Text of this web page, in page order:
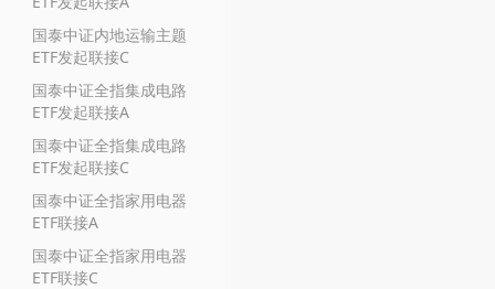
国泰中证内地运输主题
ETF发起联接C
国泰中证全指集成电路
ETF发起联接A
国泰中证全指集成电路
ETF发起联接C
国泰中证全指家用电器
ETF联接A
国泰中证全指家用电器
ETF联接C